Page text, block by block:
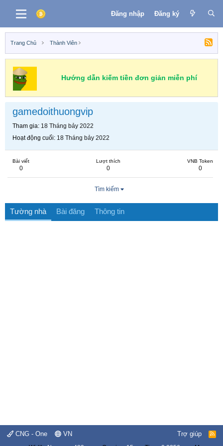
Đăng nhập Đăng ký
Trang Chủ Thành Viên
Hướng dẫn kiếm tiền đơn giản miễn phí
gamedoithuongvip
Tham gia 18 Tháng bảy 2022
Hoạt động cuối 18 Tháng bảy 2022
Bài viết
0
Lượt thích
0
VNB Token
0
Tìm kiếm
Tường nhà Bài đăng Thông tin
CNG - One VN Trợ giúp
R